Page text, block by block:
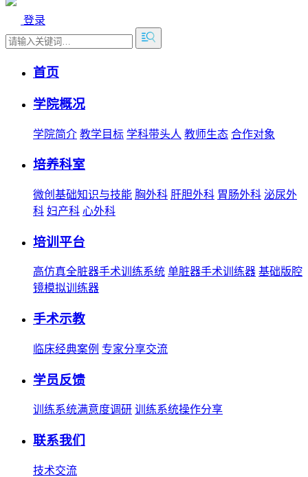
登录
首页
学院概况
学院简介 教学目标 学科带头人 教师生态 合作对象
培养科室
微创基础知识与技能 胸外科 肝胆外科 胃肠外科 泌尿外
科 妇产科 心外科
培训平台
高仿真全脏器手术训练系统 单脏器手术训练器 基础版腔
镜模拟训练器
手术示教
临床经典案例 专家分享交流
学员反馈
训练系统满意度调研 训练系统操作分享
联系我们
技术交流